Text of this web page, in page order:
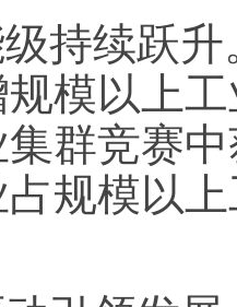
持续跃
模以上
集群竞赛
规模以